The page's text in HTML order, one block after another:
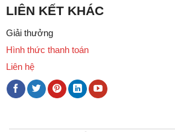
LIÊN KẾT KHÁC
Giải thưởng
Hình thức thanh toán
Liên hệ